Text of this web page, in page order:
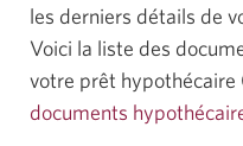
les derniers détails de
Voici la liste des
votre prêt hypothécaire
documents